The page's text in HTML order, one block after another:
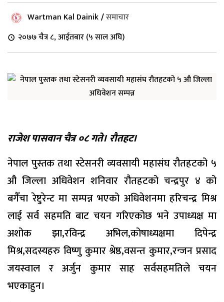
Wartman Kal Dainik/समाचार
२०७७ चैत्र ८, आईतबार (५ साल अघि)
राजेश पासवान चैत्र ०८ गते। रौतहट।
नेपाल पुस्तक तथा स्टेसनरी व्यवसायी महासंघ रौतहटको ५
औ जिल्ला अधिवेशन शनिवार रौतहटको चन्द्रपुर ४ को
बगैँचा रेष्टुरेन्ट मा सम्पन्न भएको अधिवेशनमा हरिचन्द्र मिश्र
लाई सर्व सहमति बाट चयन गरिएकोछ भने उपाध्यक्ष मा
अशोक झा,रविन्द्र अभिल,कोषाध्यक्षमा दिपेन्द्र
मिश्र,सदस्यहरु विष्णु कुमार श्रेष्ठ,वसन्त कुमार,रन्जन प्रसाद
जयस्वाल र अर्जुन कुमार साह सर्वसहमतिले चयन
भएकाहुन।